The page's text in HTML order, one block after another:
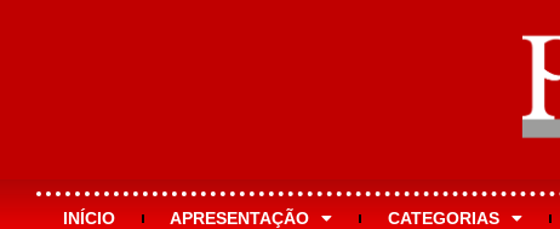
INÍCIO APRESENTAÇÃO CATEGORIAS